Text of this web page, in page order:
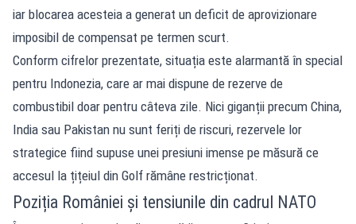
iar blocarea acesteia a generat un deficit de aprovizionare
imposibil de compensat pe termen scurt.
Conform cifrelor prezentate, situația este alarmantă în special
pentru Indonezia, care ar mai dispune de rezerve de
combustibil doar pentru câteva zile. Nici giganții precum China,
India sau Pakistan nu sunt feriți de riscuri, rezervele lor
strategice fiind supuse unei presiuni imense pe măsură ce
accesul la țițeiul din Golf rămâne restricționat.
Poziția României și tensiunile din cadrul NATO